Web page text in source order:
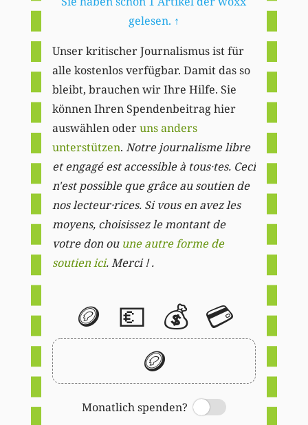
gelesen. ↑
Unser kritischer Journalismus ist für
alle kostenlos verfügbar. Damit das so
bleibt, brauchen wir Ihre Hilfe. Sie
können Ihren Spendenbeitrag hier
auswählen oderuns anders
unterstützen. Notre journalisme libre
et engagé est accessible à tous·tes. Ceci
n'est possible que grâce au soutien de
nos lecteur·rices. Si vous en avez les
moyens, choisissez le montant de
votre don ou une autre forme de
soutien ici. Merci ! .
🪙 💶 💰 💳
🪙
Monatlich spenden?
Switch